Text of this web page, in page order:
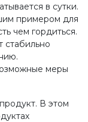
в сутки.
примером для
чем гордиться.
меры
В этом